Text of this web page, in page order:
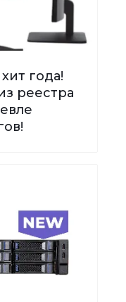
года!
реестра